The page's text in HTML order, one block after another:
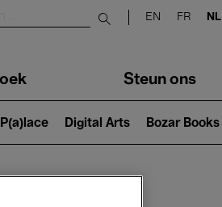
Submit search
EN FR NL
Steun ons
Digital Arts Bozar Books